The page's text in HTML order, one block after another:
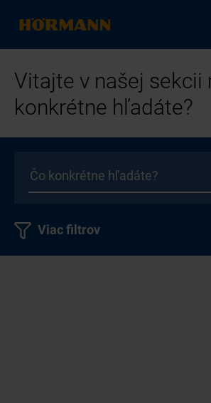
Vitajte v našej sekcii
konkrétne hľadáte?
Viac filtrov